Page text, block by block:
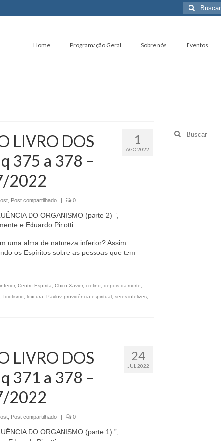
Buscar
por:
Home Programação Geral Sobre nós Eventos
1
AGO 2022
LIVRO DOS
q 375 a 378 –
2022
, Post compartilhado | 0
DO ORGANISMO (parte 2) ”,
e Eduardo Pinotti.
uma alma de natureza inferior? Assim
os Espíritos sobre as pessoas que tem
, Centro Espírita Chico Xavier, cretino depois da morte
Idiotismo loucura Pavlov, providência espiritual, seres infelizes,
24
JUL 2022
LIVRO DOS
q 371 a 378 –
2022
, Post compartilhado | 0
DO ORGANISMO (parte 1) ”,
Buscar